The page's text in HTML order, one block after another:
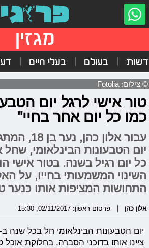
מגזין
בעולם בעלי חיים
© צילום: Fotolia
טור אישי לרגל יום
כמו כל יום אחר בחיי"
עבור אלון
יום הטבעונות הבינלאומי,
כל יום רגיל בשנה. בטור אישי
השינוי המשמעותי בחייו, על
התחושות המציפות אותו כנער
אלון כהן פרסום ראשון: 02/11/2017, 15:30
ציינו אותו בדוכני הסברה, בחלוקת אוכל